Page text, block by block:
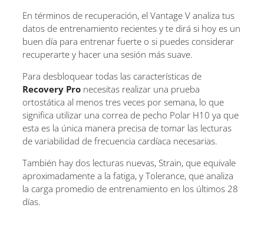
En términos de recuperación, el Vantage V analiza tus
datos de entrenamiento recientes y te dirá si hoy es un
buen día para entrenar fuerte o si puedes considerar
recuperarte y hacer una sesión más suave.
Para desbloquear todas las características de
Recovery Pro necesitas realizar una prueba
ortostática al menos tres veces por semana, lo que
significa utilizar una correa de pecho Polar H10 ya que
esta es la única manera precisa de tomar las lecturas
de variabilidad de frecuencia cardíaca necesarias.
También hay dos lecturas nuevas, Strain, que equivale
aproximadamente a la fatiga, y Tolerance, que analiza
la carga promedio de entrenamiento en los últimos 28
días.